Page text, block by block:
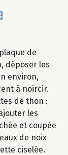
de
déposer les
environ,
à noircir.
de thon :
les
et coupée
de noix
ciselée.